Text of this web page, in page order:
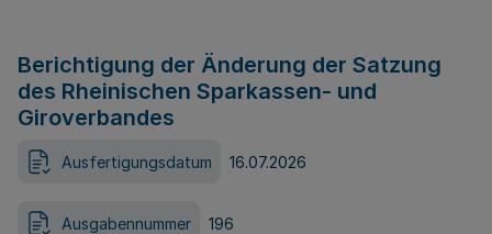
Berichtigung der Änderung der Satzung
des Rheinischen Sparkassen- und
Giroverbandes
Ausfertigungsdatum 16.07.2026
Ausgabennummer 196